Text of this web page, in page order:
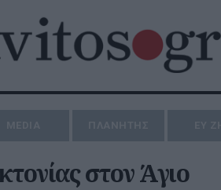
στον Άγιο